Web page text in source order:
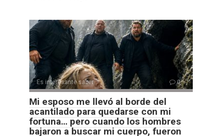
Es interesante saber 0
Mi esposo me llevó al borde del
acantilado para quedarse con mi
fortuna… pero cuando los hombres
bajaron a buscar mi cuerpo, fueron